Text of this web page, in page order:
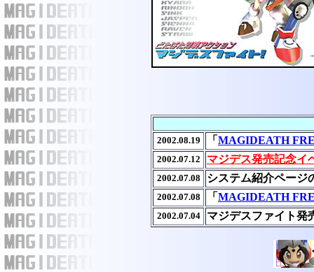
2002.08.19 「 MAGIDEATH
2002.07.12 マジデス発売記念イ
2002.07.08 システム紹介ページ
2002.07.08 「 MAGIDEATH
2002.07.04 マジデスファイト発